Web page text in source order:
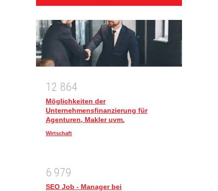
1 2 864
Möglichkeiten der
Unternehmensfinanzierung für
Agenturen, Makler uvm.
Wirtschaft
6 979
SEO Job - Manager bei